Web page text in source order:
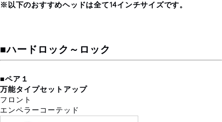
※以下のおすすめヘッドは全て14インチサイズです。
■ハードロック～ロック
■ペア１
万能タイプセットアップ
フロント
エンペラーコーテッド